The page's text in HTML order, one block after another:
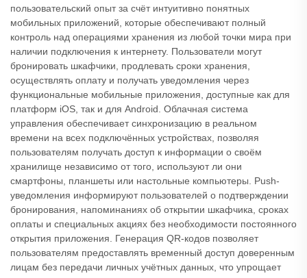
пользовательский опыт за счёт интуитивно понятных
мобильных приложений, которые обеспечивают полный
контроль над операциями хранения из любой точки мира при
наличии подключения к интернету. Пользователи могут
бронировать шкафчики, продлевать сроки хранения,
осуществлять оплату и получать уведомления через
функциональные мобильные приложения, доступные как для
платформ iOS, так и для Android. Облачная система
управления обеспечивает синхронизацию в реальном
времени на всех подключённых устройствах, позволяя
пользователям получать доступ к информации о своём
хранилище независимо от того, используют ли они
смартфоны, планшеты или настольные компьютеры. Push-
уведомления информируют пользователей о подтверждении
бронирования, напоминаниях об открытии шкафчика, сроках
оплаты и специальных акциях без необходимости постоянного
открытия приложения. Генерация QR-кодов позволяет
пользователям предоставлять временный доступ доверенным
лицам без передачи личных учётных данных, что упрощает